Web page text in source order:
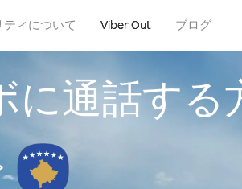
ティについて Viber Out ブログ
に通話する